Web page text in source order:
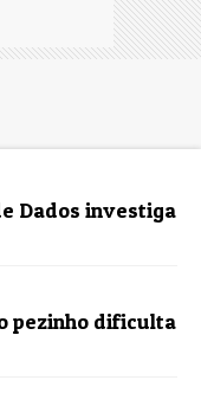
Dados investiga
pezinho dificulta